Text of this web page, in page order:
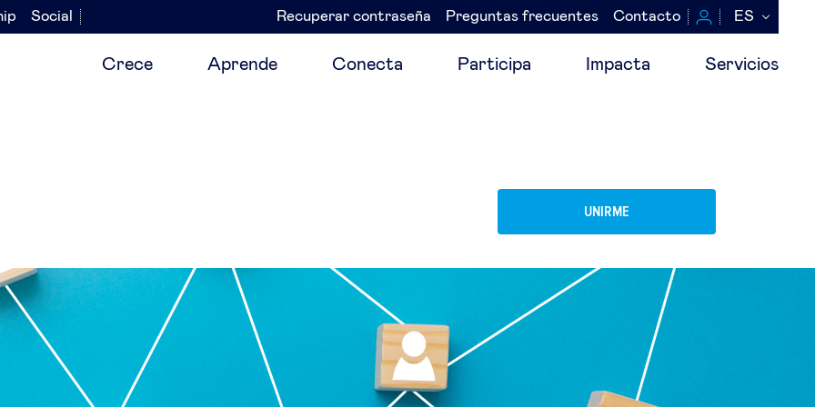
Social
Navegación
secundaria
Recuperar contraseña Preguntas frecuentes Contacto ES
Crece Aprende Conecta Participa Impacta Servicios
UNIRME